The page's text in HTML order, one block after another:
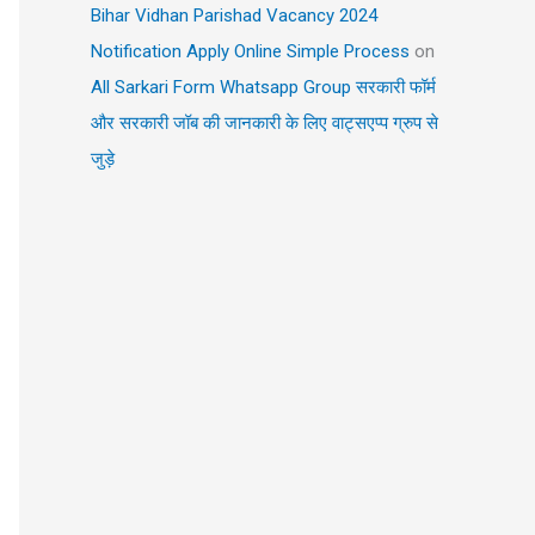
Bihar Vidhan Parishad Vacancy 2024
Notification Apply Online Simple Process on
All Sarkari Form Whatsapp Group सरकारी फॉर्म
और सरकारी जॉब की जानकारी के लिए वाट्सएप्प ग्रुप से
जुड़े